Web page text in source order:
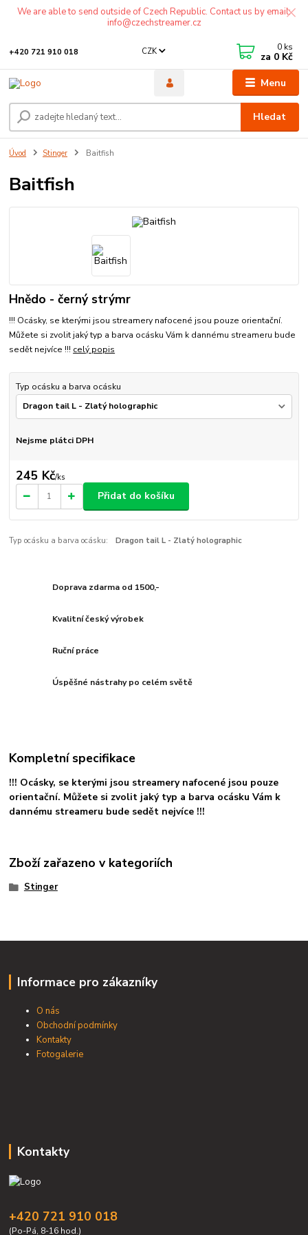
We are able to send outside of Czech Republic. Contact us by email:
info@czechstreamer.cz
Menu
CZK
Hledat
+420 721 910 018 0 ks
za 0 Kč
Úvod Stinger Baitfish
Baitfish
Hnědo - černý strýmr
!!! Ocásky, se kterými jsou streamery nafocené jsou pouze orientační.
Můžete si zvolit jaký typ a barva ocásku Vám k dannému streameru bude
sedět nejvíce !!! celý popis
Typ ocásku a barva ocásku
Nejsme plátci DPH
245 Kč/ks
Přidat do košíku
Typ ocásku a barva ocásku: Dragon tail L - Zlatý holographic
Doprava zdarma od 1500,-
Kvalitní český výrobek
Ruční práce
Úspěšné nástrahy po celém světě
Kompletní specifikace
!!! Ocásky, se kterými jsou streamery nafocené jsou pouze
orientační. Můžete si zvolit jaký typ a barva ocásku Vám k
dannému streameru bude sedět nejvíce !!!
Zboží zařazeno v kategoriích
Stinger
Informace pro zákazníky
O nás
Obchodní podmínky
Kontakty
Fotogalerie
Kontakty
+420 721 910 018
(Po-Pá, 8-16 hod.)